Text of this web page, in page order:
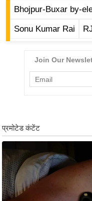
म
रं
ली
वु
ड
हॉ
ली
वु
Bhojpur-Buxar by-
Sonu Kumar Rai